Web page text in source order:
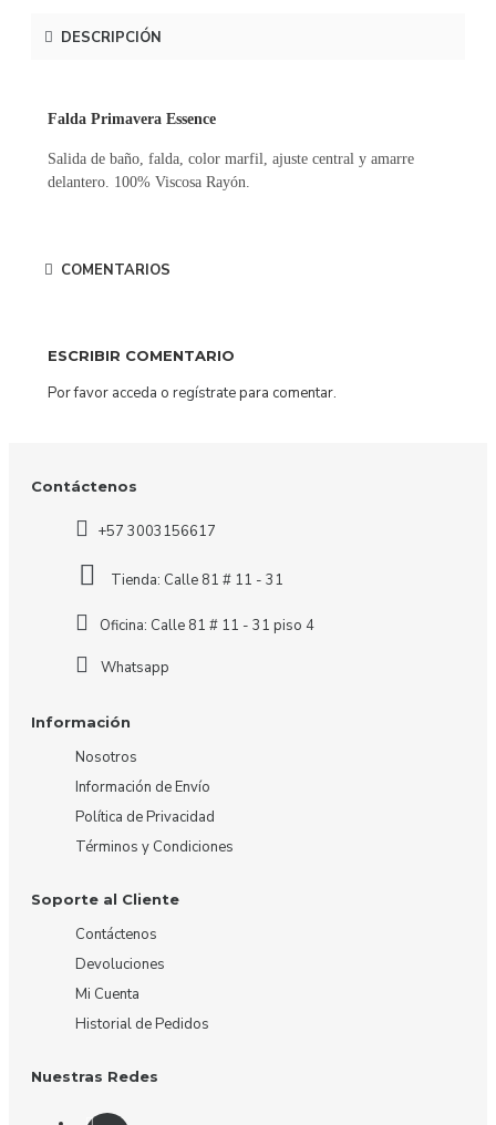
DESCRIPCIÓN
Falda Primavera Essence
Salida de baño, falda, color marfil, ajuste central y amarre
delantero. 100% Viscosa Rayón.
COMENTARIOS
ESCRIBIR COMENTARIO
Por favor acceda o regístratepara comentar.
Contáctenos
+57 3003156617
Tienda: Calle 81 # 11 - 31
Oficina: Calle 81 # 11 - 31 piso 4
Whatsapp
Información
Nosotros
Información de Envío
Política de Privacidad
Términos y Condiciones
Soporte al Cliente
Contáctenos
Devoluciones
Mi Cuenta
Historial de Pedidos
Nuestras Redes